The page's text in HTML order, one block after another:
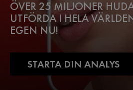
ÖVER 25 MILJONER
UTFÖRDA I HELA
EGEN NU!
STARTA DIN ANALYS